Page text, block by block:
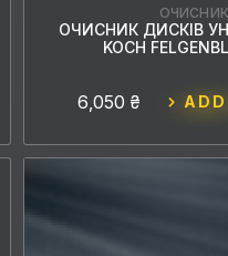
ОЧИСНИК ДИСКІВ
KOCH
6,050 ₴